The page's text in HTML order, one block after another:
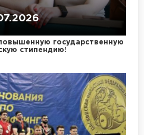
государственную
стипендию!